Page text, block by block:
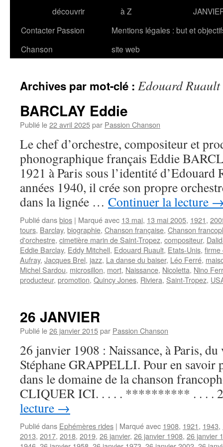
découvrir
à Z
Contacter Passion
Chanson
Mentions légales : but et
site web
Archives par mot-clé : Edouard Ruault
BARCLAY Eddie
Publié le22 avril 2025par Passion Chanson
Le chef d’orchestre, compositeur et
phonographique français Eddie
1921 à Paris sous l’identité d’Edouard
années 1940, il crée son propre
dans la lignée … Continuer la lecture
Publié dansbios | Marqué avec 13 mai, 13 mai 2005, 1921,
tours, Barclay, biographie, Chanson française, Chanson
d'orchestre, cimetière marin de Saint-Tropez, compositeur,
Eddie Barclay, Eddy Mitchell, Edouard Ruault, Etats-Unis, firme
Aufray, Jacques Brel, jazz, La danse du baiser, Léo Ferré,
Michel Sardou, microsillon, mort, Naissance, Nicoletta, Nino
producteur, promotion, Quincy Jones, Riviera, Saint-Tropez,
26 JANVIER
Publié le26 janvier 2015par Passion Chanson
26 janvier 1908 : Naissance, à Paris,
Stéphane GRAPPELLI. Pour en savoir
dans le domaine de la chanson
CLIQUER ICI. . . . . ********** . . . .
lecture →
Publié dans Ephémères rides | Marqué avec 1908, 1921, 1943,
2013, 2017, 2018, 2019, 26 janvier, 26 janvier 1908, 26 janvier